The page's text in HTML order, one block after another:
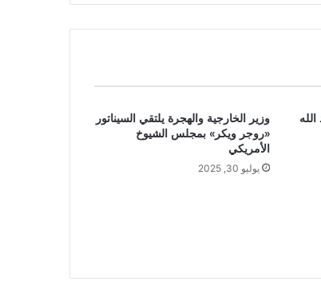
وزير الخارجية والهجرة يلتقي السيناتور
«روجر ويكر» بمجلس الشيوخ
الأمريكي
يوليو 30, 2025